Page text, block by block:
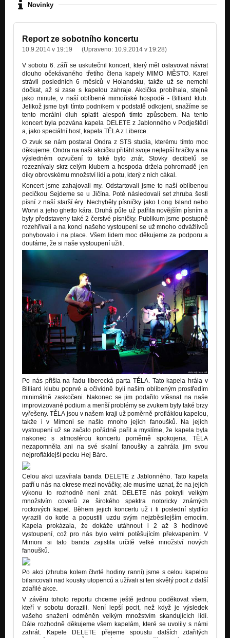
Novinky
Report ze sobotního koncertu
10.9.2014 v 19:19 (Upraveno: 10.9.2014 v 19:28)
V sobotu 6. září se uskutečnil koncert, který měl oslavovat návrat
dlouho očekávaného třetího člena kapely MIMO MĚSTO. Karel
strávil posledních 6 měsíců v Holandsku, takže už se nemohl
dočkat, až si zase s kapelou zahraje. Akcička probíhala, stejně
jako minule, v naší oblíbené mimoňské hospodě - Billiard klub.
Jelikož jsme byli tímto podnikem v podstatě odkojeni, snažíme se
tento morální dluh splatit alespoň tímto způsobem. Na tento
koncert byla pozvána kapela DELETE z Jablonného v Podještědí
a, jako speciální host, kapela TĚLA z Liberce.
O zvuk se nám postaral Ondra z STS studia, kterému tímto moc
děkujeme. Ondra na naši akcičku přitáhl svoje nejlepší hračky a na
výsledném ozvučení to také bylo znát. Stovky decibelů se
rozeznívaly skrz celým klubem a hospoda držela pohromadě jen
díky obrovskému množství lidí a potu, který z nich cákal.
Koncert jsme zahajovali my. Odstartovali jsme to naší oblíbenou
pecičkou Sejdeme se u Jičína. Poté následovali set zhruba šesti
písní z naší starší éry. Nechyběly písničky jako Long Island nebo
Worvi a jeho ghetto kára. Druhá půle už patřila novějším písním a
byly představeny také 2 čerstvé písničky. Publikum jsme postupně
rozehřívali a na konci našeho vystoupení se už mnoho odvážlivců
pohybovalo i na place. Všem lidem moc děkujeme za podporu a
doufáme, že si naše vystoupení užili.
Po nás přišla na řadu liberecká parta TĚLA. Tato kapela hrála v
Billiard klubu poprvé a očividně byli naším oblíbeným prostředím
minimálně zaskočeni. Nakonec se jim podařilo vtěsnat na naše
improvizované podium a menší problémy se zvukem byly také brzy
vyřešeny. TĚLA jsou v našem kraji už poměrně profláklou kapelou,
takže i v Mimoni se našlo mnoho jejich fanoušků. Na jejich
vystoupení už se začalo pořádně pařit a myslíme, že kapela byla
nakonec s atmosférou koncertu poměrně spokojena. TĚLA
nezapomněla ani na své skalní fanoušky a zahrála jim svou
nejprofláklejší pecku Hej Báro.
Celou akci uzavírala banda DELETE z Jablonného. Tato kapela
patří u nás na okrese mezi nováčky, ale musíme uznat, že na jejich
výkonu to rozhodně není znát. DELETE nás pokryli velkým
množstvím coverů ze širokého spektra notoricky známých
rockových kapel. Během jejich koncertu už i ti poslední stydlíci
vyrazili do kotle a popustili uzdu svým nejzběsilejším emocím.
Kapela prokázala, že dokáže utáhnout i 2 až 3 hodinové
vystoupení, což pro nás bylo velmi potěšujícím překvapením. V
Mimoni si tato banda zajistila určitě velké množství nových
fanoušků.
Po akci (zhruba kolem čtvrté hodiny ranní) jsme s celou kapelou
bilancovali nad kousky utopenců a užívali si ten skvělý pocit z další
zdařilé akce.
V závěru tohoto reportu chceme ještě jednou poděkovat všem,
kteří v sobotu dorazili. Není lepší pocit, než když je výsledek
vašeho snažení odměněn velkým množstvím skandujících lidí.
Dále rozhodně děkujeme všem kapelám, které se uvolily s námi
zahrát. Kapele DELETE přejeme spoustu dalších zdařilých